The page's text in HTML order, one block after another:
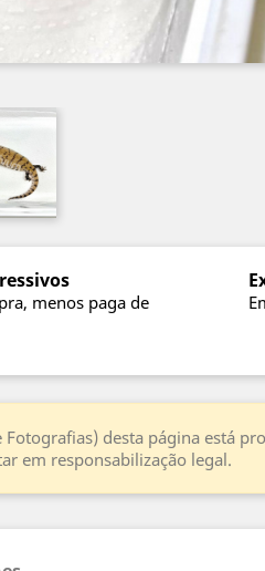
menos paga de
Fotografias) desta página está
em responsabilização legal.